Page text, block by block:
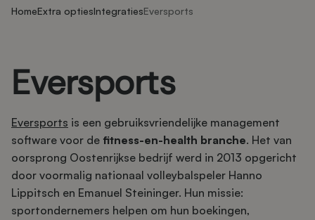
HomeExtra optiesIntegratiesEversports
Eversports
Eversports is een gebruiksvriendelijke management
software voor de fitness-en-health branche. Het van
oorsprong Oostenrijkse bedrijf werd in 2013 opgericht
door voormalig nationaal volleybalspeler Hanno
Lippitsch en Emanuel Steininger. Hun missie:
sportondernemers helpen om hun boekingen,